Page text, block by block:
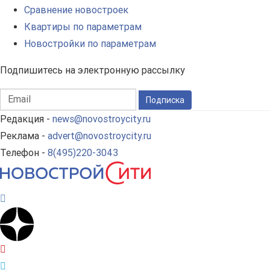
Сравнение новостроек
Квартиры по параметрам
Новостройки по параметрам
Подпишитесь на электронную рассылку
Подписка
Редакция - news@novostroycity.ru
Реклама - advert@novostroycity.ru
Телефон - 8(495)220-3043